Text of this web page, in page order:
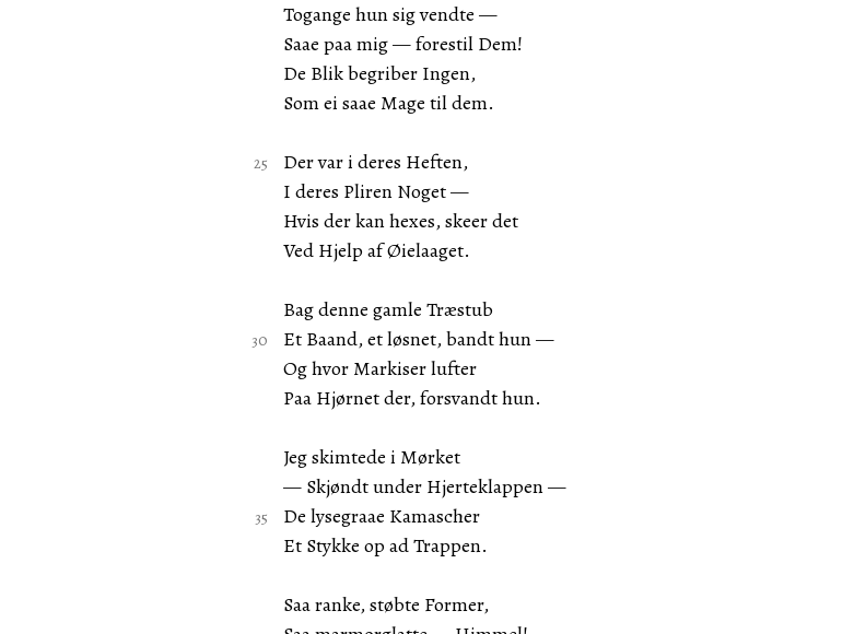
Togange hun sig vendte —
Saae paa mig — forestil Dem!
De Blik begriber Ingen,
Som ei saae Mage til dem.
Der var i deres Heften,
I deres Pliren Noget —
Hvis der kan hexes, skeer det
Ved Hjelp af Øielaaget.
Bag denne gamle Træstub
Et Baand, et løsnet, bandt hun —
Og hvor Markiser lufter
Paa Hjørnet der, forsvandt hun.
Jeg skimtede i Mørket
— Skjøndt under Hjerteklappen —
De lysegraae Kamascher
Et Stykke op ad Trappen.
Saa ranke, støbte Former,